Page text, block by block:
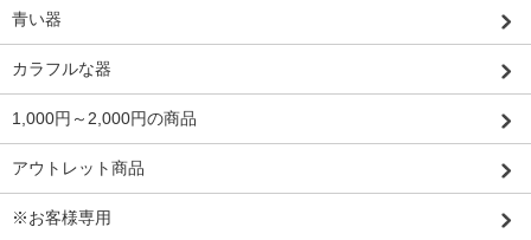
青い器
カラフルな器
1,000円～2,000円の商品
アウトレット商品
※お客様専用